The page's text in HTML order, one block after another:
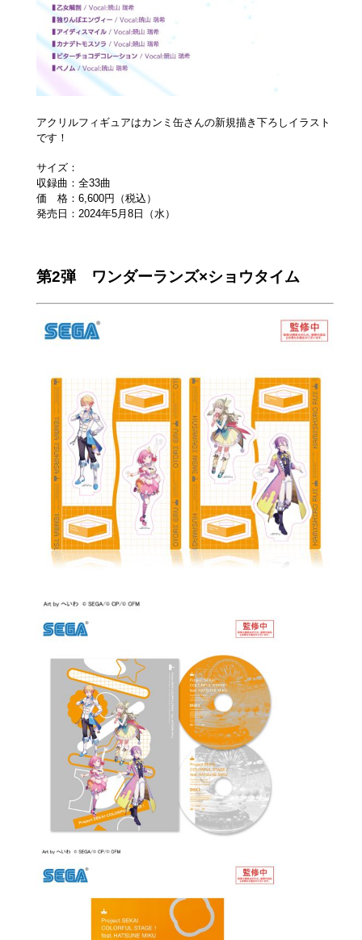
アクリルフィギュアはカンミ缶さんの新規描き下ろしイラスト
です！
サイズ：
収録曲：全33曲
価 格：6,600円（税込）
発売日：2024年5月8日（水）
第2弾 ワンダーランズ×ショウタイム